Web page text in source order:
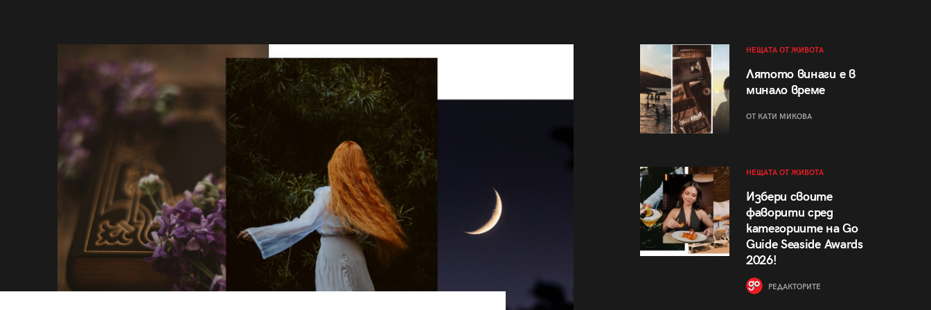
НЕЩАТА ОТ ЖИВОТА
Лятото винаги е в
минало време
ОТ КАТИ МИКОВА
НЕЩАТА ОТ ЖИВОТА
Избери своите
фаворити сред
категориите на Go
Guide Seaside Awards
2026!
РЕДАКТОРИТЕ